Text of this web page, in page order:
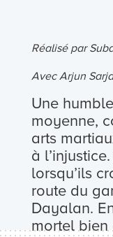
Réalisé par
Avec Arjun
Une
moyenne,
arts
à
lorsqu’ils
route du
Dayalan.
mortel bien